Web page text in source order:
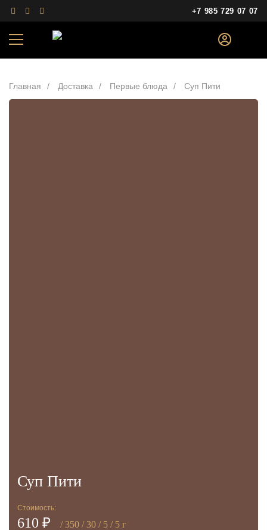
+7 985 729 07 07
Главная Доставка Первые блюда Суп Пити
Суп Пити
Стоимость:
610 ₽ / 350 / 30 / 5 / 5 г